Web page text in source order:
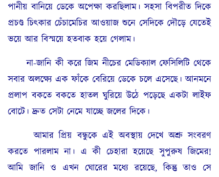
পানীয় বানিয়ে ডেকে অপেক্ষা করছিলাম। সহসা বিপরীত দিকে
প্রচণ্ড চিৎকার চেঁচামেচির আওয়াজ শুনে সেদিকে দৌড়ে যেতেই
ভয়ে আর বিস্ময়ে হতবাক হয়ে গেলাম।
না-জানি কী করে জিম নীচের মেডিক্যাল ফেসিলিটি থেকে
সবার অলক্ষ্যে এক ফাঁকে বেরিয়ে ডেকে চলে এসেছে। আনমনে
প্রলাপ বকতে বকতে হাতল ঘুরিয়ে উঠে পড়েছে একটা লাইফ
বোটে। দ্রুত সেটা নেমে যাচ্ছে জলের দিকে।
আমার প্রিয় বন্ধুকে এই অবস্থায় দেখে অশ্রু সংবরণ
করতে পারলাম না। এ কী চেহারা হয়েছে সুপুরুষ জিমের!
আমি জানি ও এখন ঘোরের মধ্যে রয়েছে, কিন্তু তাও সে